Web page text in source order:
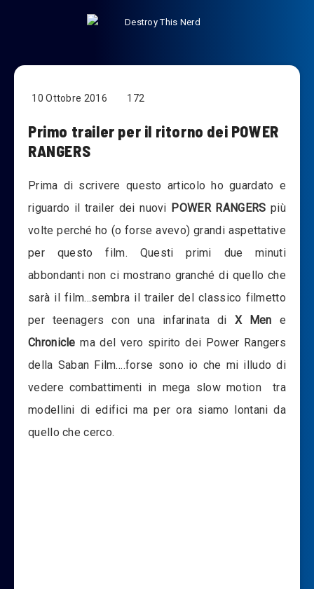
10 Ottobre 2016 172
Primo trailer per il ritorno dei POWER
RANGERS
Prima di scrivere questo articolo ho guardato e
riguardo il trailer dei nuovi POWER RANGERS più
volte perché ho (o forse avevo) grandi aspettative
per questo film. Questi primi due minuti
abbondanti non ci mostrano granché di quello che
sarà il film…sembra il trailer del classico filmetto
per teenagers con una infarinata di X Men e
Chroniclema del vero spirito dei Power Rangers
della Saban Film….forse sono io che mi illudo di
vedere combattimenti in mega slow motion tra
modellini di edifici ma per ora siamo lontani da
quello che cerco.